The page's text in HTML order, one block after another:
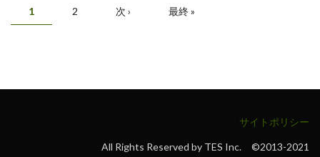
ページ
1 2 次 › 最終 »
サイトポリシー
All Rights Reserved by TES Inc. ©2013-2021